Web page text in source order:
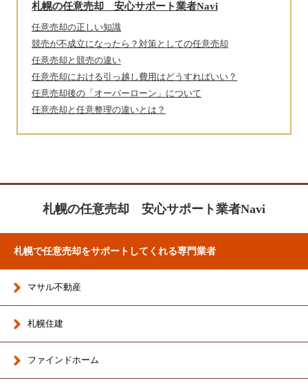
札幌の任意売却 安心サポート業者Navi
任意売却の正しい知識
競売が不成立になったら？対策としての任意売却
任意売却と競売の違い
任意売却における引っ越し費用はどうすればいい？
任意売却後の「オーバーローン」について
任意売却と任意整理の違いとは？
札幌の任意売却 安心サポート業者Navi
札幌で任意売却をサポートしてくれる専門業者
マサル不動産
札幌住建
ファインドホーム